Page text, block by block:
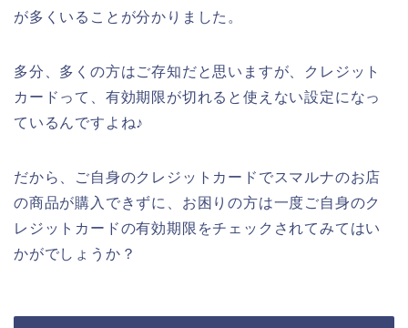
が多くいることが分かりました。
多分、多くの方はご存知だと思いますが、クレジット
カードって、有効期限が切れると使えない設定になっ
ているんですよね♪
だから、ご自身のクレジットカードでスマルナのお店
の商品が購入できずに、お困りの方は一度ご自身のク
レジットカードの有効期限をチェックされてみてはい
かがでしょうか？